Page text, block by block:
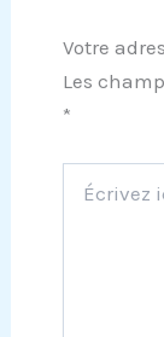
Votre
Les
*
ici…